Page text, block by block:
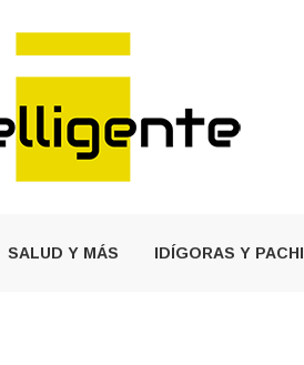
SALUD Y MÁS IDÍGORAS Y PACHI